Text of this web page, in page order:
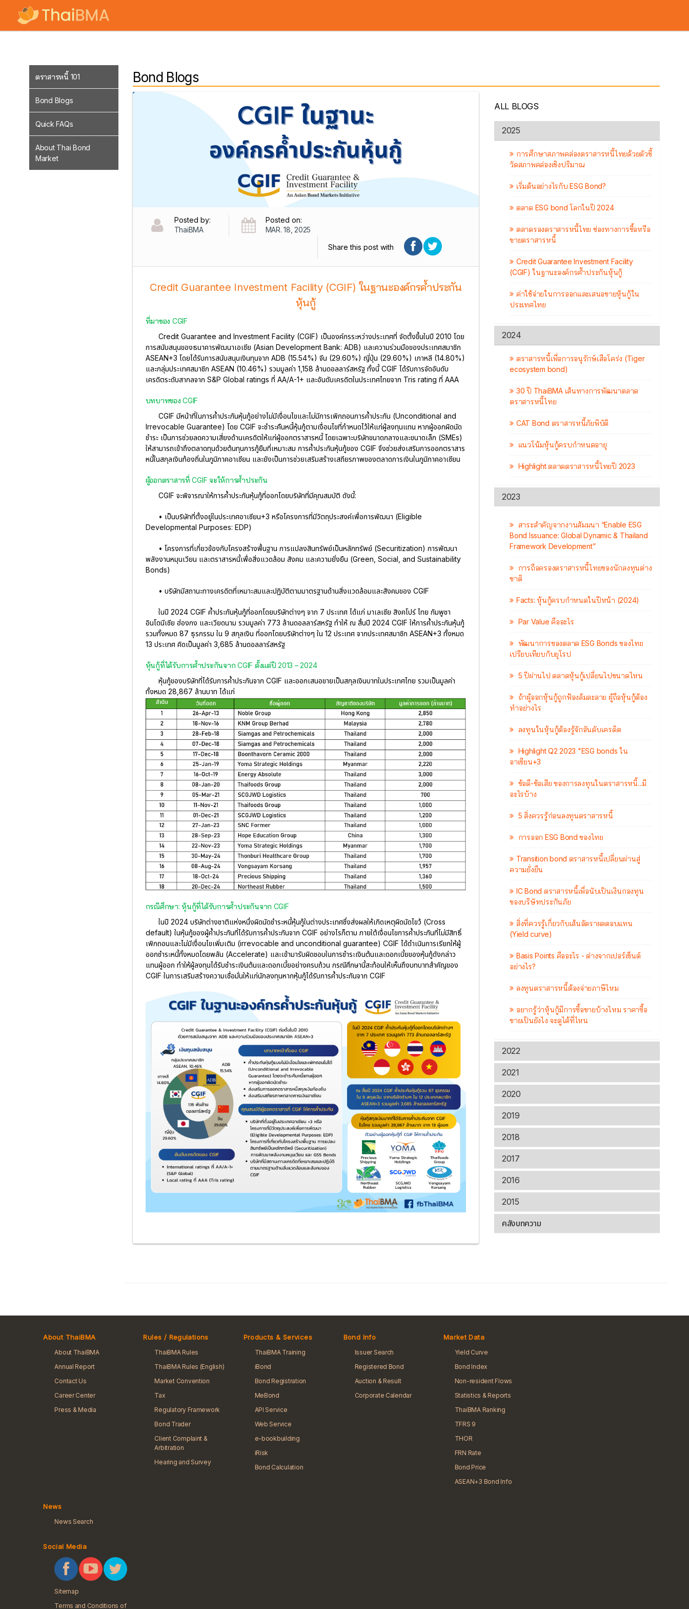
ตราสารหนี้ 101
Bond Blogs
Quick FAQs
About Thai Bond
Market
Bond Blogs
Posted by:
ThaiBMA
Posted on:
MAR. 18, 2025
Share this post with
Credit Guarantee Investment Facility (CGIF) ในฐานะองค์กรค้ำประกัน
หุ้นกู้
ที่มาของ CGIF
Credit Guarantee and Investment Facility (CGIF) เป็นองค์กรระหว่างประเทศที่ จัดตั้งขึ้นในปี 2010 โดย
การสนับสนุนของธนาคารพัฒนาเอเชีย (Asian Development Bank: ADB) และความร่วมมือของประเทศสมาชิก
ASEAN+3 โดยได้รับการสนับสนุนเงินทุนจาก ADB (15.54%) จีน (29.60%) ญี่ปุ่น (29.60%) เกาหลี (14.80%)
และกลุ่มประเทศสมาชิก ASEAN (10.46%) รวมมูลค่า 1,158 ล้านดอลลาร์สหรัฐ ทั้งนี้ CGIF ได้รับการจัดอันดับ
เครดิตระดับสากลจาก S&P Global ratings ที่ AA/A-1+ และอันดับเครดิตในประเทศไทยจาก Tris rating ที่ AAA
บทบาทของ CGIF
CGIF มีหน้าที่ในการค้ำประกันหุ้นกู้อย่างไม่มีเงื่อนไขและไม่มีการเพิกถอนการค้ำประกัน (Unconditional and
Irrevocable Guarantee) โดย CGIF จะชำระคืนหนี้หุ้นกู้ตามเงื่อนไขที่กำหนดไว้ให้แก่ผู้ลงทุนแทน หากผู้ออกผิดนัด
ชำระ เป็นการช่วยลดความเสี่ยงด้านเครดิตให้แก่ผู้ออกตราสารหนี้ โดยเฉพาะบริษัทขนาดกลางและขนาดเล็ก (SMEs)
ให้สามารถเข้าถึงตลาดทุนด้วยต้นทุนการกู้ยืมที่เหมาะสม การค้ำประกันหุ้นกู้ของ CGIF จึงช่วยส่งเสริมการออกตราสาร
หนี้ในสกุลเงินท้องถิ่นในภูมิภาคอาเซียน และยังเป็นการช่วยเสริมสร้างเสถียรภาพของตลาดการเงินในภูมิภาคอาเซียน
ผู้ออกตราสารที่ CGIF จะให้การค้ำประกัน
CGIF จะพิจารณาให้การค้ำประกันหุ้นกู้ที่ออกโดยบริษัทที่มีคุณสมบัติ ดังนี้:
• เป็นบริษัทที่ตั้งอยู่ในประเทศอาเซียน+3 หรือโครงการที่มีวัตถุประสงค์เพื่อการพัฒนา (Eligible
Developmental Purposes: EDP)
• โครงการที่เกี่ยวข้องกับโครงสร้างพื้นฐาน การแปลงสินทรัพย์เป็นหลักทรัพย์ (Securitization) การพัฒนา
พลังงานหมุนเวียน และตราสารหนี้เพื่อสิ่งแวดล้อม สังคม และความยั่งยืน (Green, Social, and Sustainability
Bonds)
• บริษัทมีสถานะทางเครดิตที่เหมาะสมและปฏิบัติตามมาตรฐานด้านสิ่งแวดล้อมและสังคมของ CGIF
ในปี 2024 CGIF ค้ำประกันหุ้นกู้ที่ออกโดยบริษัทต่างๆ จาก 7 ประเทศ ได้แก่ มาเลเซีย สิงคโปร์ ไทย กัมพูชา
อินโดนีเซีย ฮ่องกง และเวียดนาม รวมมูลค่า 773 ล้านดอลลาร์สหรัฐ ทำให้ ณ สิ้นปี 2024 CGIF ให้การค้ำประกันหุ้นกู้
รวมทั้งหมด 87 ธุรกรรม ใน 9 สกุลเงิน ที่ออกโดยบริษัทต่างๆ ใน 12 ประเทศ จากประเทศสมาชิก ASEAN+3 ทั้งหมด
13 ประเทศ คิดเป็นมูลค่า 3,685 ล้านดอลลาร์สหรัฐ
หุ้นกู้ที่ได้รับการค้ำประกันจาก CGIF ตั้งแต่ปี 2013 – 2024
หุ้นกู้ของบริษัทที่ได้รับการค้ำประกันจาก CGIF และออกเสนอขายเป็นสกุลเงินบาทในประเทศไทย รวมเป็นมูลค่า
ทั้งหมด 28,867 ล้านบาท ได้แก่
กรณีศึกษา: หุ้นกู้ที่ได้รับการค้ำประกันจาก CGIF
ในปี 2024 บริษัทต่างชาติแห่งหนึ่งผิดนัดชำระหนี้หุ้นกู้ในต่างประเทศซึ่งส่งผลให้เกิดเหตุผิดนัดไขว้ (Cross
default) ในหุ้นกู้ของผู้ค้ำประกันที่ได้รับการค้ำประกันจาก CGIF อย่างไรก็ตาม ภายใต้เงื่อนไขการค้ำประกันที่ไม่มีสิทธิ์
เพิกถอนและไม่มีเงื่อนไขเพิ่มเติม (irrevocable and unconditional guarantee) CGIF ได้ดำเนินการเรียกให้ผู้
ออกชำระหนี้ทั้งหมดโดยพลัน (Accelerate) และเข้ามารับผิดชอบในการชำระเงินต้นและดอกเบี้ยของหุ้นกู้ดังกล่าว
แทนผู้ออก ทำให้ผู้ลงทุนได้รับชำระเงินต้นและดอกเบี้ยอย่างครบถ้วน กรณีศึกษานี้สะท้อนให้เห็นถึงบทบาทสำคัญของ
CGIF ในการเสริมสร้างความเชื่อมั่นให้แก่นักลงทุนหากหุ้นกู้ได้รับการค้ำประกันจาก CGIF
ALL BLOGS
2025
การศึกษาสภาพคล่องตราสารหนี้ไทยด้วยตัวชี้
วัดสภาพคล่องเชิงปริมาณ
เริ่มต้นอย่างไรกับ ESG Bond?
ตลาด ESG bond โลกในปี 2024
ตลาดรองตราสารหนี้ไทย ช่องทางการซื้อหรือ
ขายตราสารหนี้
Credit Guarantee Investment Facility
(CGIF) ในฐานะองค์กรค้ำประกันหุ้นกู้
ค่าใช้จ่ายในการออกและเสนอขายหุ้นกู้ใน
ประเทศไทย
2024
ตราสารหนี้เพื่อการอนุรักษ์เสือโคร่ง (Tiger
ecosystem bond)
30 ปี ThaiBMA เส้นทางการพัฒนาตลาด
ตราสารหนี้ไทย
CAT Bond ตราสารหนี้ภัยพิบัติ
แนวโน้มหุ้นกู้ครบกำหนดอายุ
Highlight ตลาดตราสารหนี้ไทยปี 2023
2023
สาระสำคัญจากงานสัมมนา “Enable ESG
Bond Issuance: Global Dynamic & Thailand
Framework Development”
การถือครองตราสารหนี้ไทยของนักลงทุนต่าง
ชาติ
Facts: หุ้นกู้ครบกำหนดในปีหน้า (2024)
Par Value คืออะไร
พัฒนาการของตลาด ESG Bonds ของไทย
เปรียบเทียบกับยุโรป
5 ปีผ่านไป ตลาดหุ้นกู้เปลี่ยนไปขนาดไหน
ถ้าผู้ออกหุ้นกู้ถูกฟ้องล้มละลาย ผู้ถือหุ้นกู้ต้อง
ทำอย่างไร
ลงทุนในหุ้นกู้ต้องรู้จักอันดับเครดิต
Highlight Q2 2023 "ESG bonds ใน
อาเซียน+3
ข้อดี-ข้อเสีย ของการลงทุนในตราสารหนี้...มี
อะไรบ้าง
5 สิ่งควรรู้ก่อนลงทุนตราสารหนี้
การออก ESG Bond ของไทย
Transition bond ตราสารหนี้เปลี่ยนผ่านสู่
ความยั่งยืน
IC Bond ตราสารหนี้เพื่อนับเป็นเงินกองทุน
ของบริษัทประกันภัย
สิ่งที่ควรรู้เกี่ยวกับเส้นอัตราผลตอบแทน
(Yield curve)
Basis Points คืออะไร - ต่างจากเปอร์เซ็นต์
อย่างไร?
ลงทุนตราสารหนี้ต้องจ่ายภาษีไหม
อยากรู้ว่าหุ้นกู้มีการซื้อขายบ้างไหม ราคาซื้อ
ขายเป็นยังไง จะดูได้ที่ไหน
2022
2021
2020
2019
2018
2017
2016
2015
คลังบทความ
About ThaiBMA
About ThaiBMA
Annual Report
Contact Us
Career Center
Press & Media
Rules / Regulations
ThaiBMA Rules
ThaiBMA Rules (English)
Market Convention
Tax
Regulatory Framework
Bond Trader
Client Complaint &
Arbitration
Hearing and Survey
Products & Services
ThaiBMA Training
iBond
Bond Registration
MeBond
API Service
Web Service
e-bookbuilding
iRisk
Bond Calculation
Bond Info
Issuer Search
Registered Bond
Auction & Result
Corporate Calendar
Market Data
Yield Curve
Bond Index
Non-resident Flows
Statistics & Reports
ThaiBMA Ranking
TFRS 9
THOR
FRN Rate
Bond Price
ASEAN+3 Bond Info
News
News Search
Social Media
Sitemap
Terms and Conditions of